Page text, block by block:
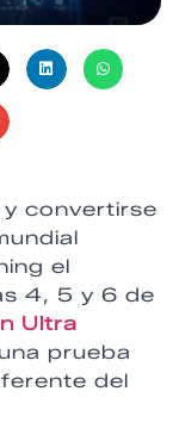
convertirse
el
4, 5 y 6 de
Ultra
prueba
del